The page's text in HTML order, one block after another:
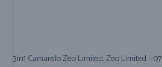
3in1 Camarelo Zeo Limited, Zeo Limited – 07